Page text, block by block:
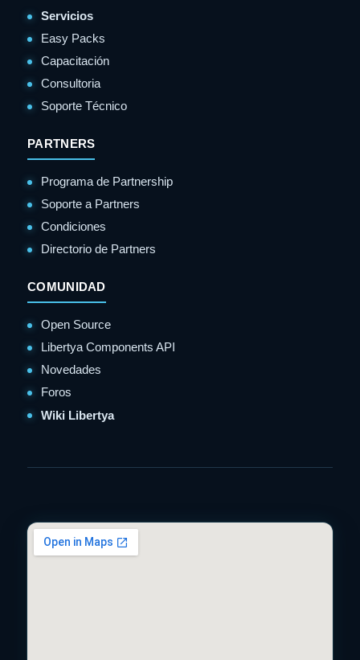
Servicios
Easy Packs
Capacitación
Consultoria
Soporte Técnico
PARTNERS
Programa de Partnership
Soporte a Partners
Condiciones
Directorio de Partners
COMUNIDAD
Open Source
Libertya Components API
Novedades
Foros
Wiki Libertya